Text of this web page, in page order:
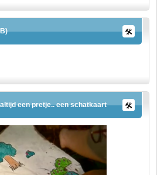
een pretje.. een schatkaart